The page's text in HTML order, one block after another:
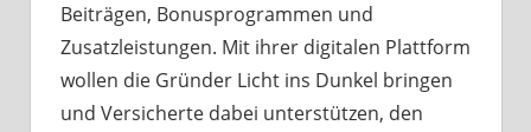
Beiträgen, Bonusprogrammen und
Zusatzleistungen. Mit ihrer digitalen Plattform
wollen die Gründer Licht ins Dunkel bringen
und Versicherte dabei unterstützen, den